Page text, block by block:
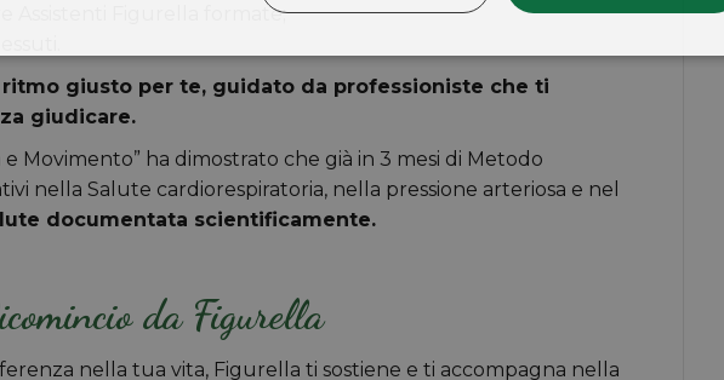
Assistenti Figurella formate;
giusto per te, guidato da professioniste che ti
giudicare.
Movimento” ha dimostrato che già in 3 mesi di Metodo
nella Salute cardiorespiratoria, nella pressione arteriosa e nel
documentata scientificamente.
da Figurella
nella tua vita, Figurella ti sostiene e ti accompagna nella